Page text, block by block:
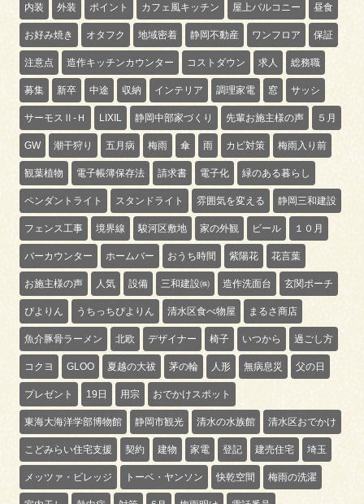
内装 外装 ポイント カフェ風キッチン 屋上バルコニー 昼食
お好み焼き オタフク 地域密着 静岡不動産 ワンフロア 保証
注意点 造作キッチンカウンター コストダウン 求人 総務職
募集 新卒 中途 収納 インテリア 調理家電 窓 サッシ
サーモスⅡ-Ｈ LIXIL 静岡中部家づくり 先輩お施主様の声 ５月
GW 潮干狩り 五月病 梅雨 傘 雨 カビ対策 梅雨入り前
観葉植物 電子帳簿保存法 請求書 電子化 緑のある暮らし
ペンダントライト スタンドライト 雰囲気を変える 静岡三和建設
フェンス工事 境界線 駿河区敷地 家の外観 ビール １０月
バーカウンター ホームバー おうち時間 紫陽花 花言葉
お施主様の声 人気 設備 三和建設㈱ 造作洗面台 玄関ポーチ
ぴよりん うちっちぴよりん 清水区食べ物屋 まるさ商店
魚介豚骨ラーメン 北欧 デザイナー 椅子 いつから 過ごし方
コクヨ GLOO 夏越の大祓 茅の輪 人形 無病息災 父の日
プレゼント 19日 用宗 おでかけスポット
東海大海洋学部博物館 静岡市観光 清水の水族館 清水区おでかけ
こどみらい住宅支援 契約 建物 家電 登記 建売住宅 埼玉
メッツァ・ビレッジ トーベ・ヤンソン 快乾空間 梅雨の洗濯